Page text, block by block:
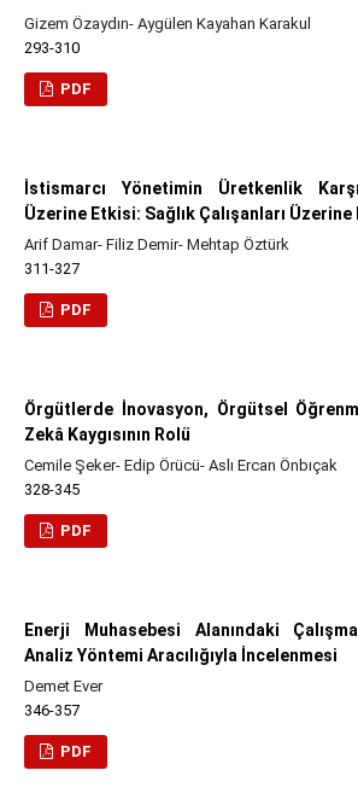
Gizem Özaydın- Aygülen Kayahan Karakul
293-310
PDF
İstismarcı Yönetimin Üretkenlik
Üzerine Etkisi: Sağlık Çalışanları
Arif Damar- Filiz Demir- Mehtap Öztürk
311-327
PDF
Örgütlerde İnovasyon, Örgütsel
Zekâ Kaygısının Rolü
Cemile Şeker- Edip Örücü- Aslı Ercan Önbıçak
328-345
PDF
Enerji Muhasebesi Alanındaki
Analiz Yöntemi Aracılığıyla İncelenmesi
Demet Ever
346-357
PDF